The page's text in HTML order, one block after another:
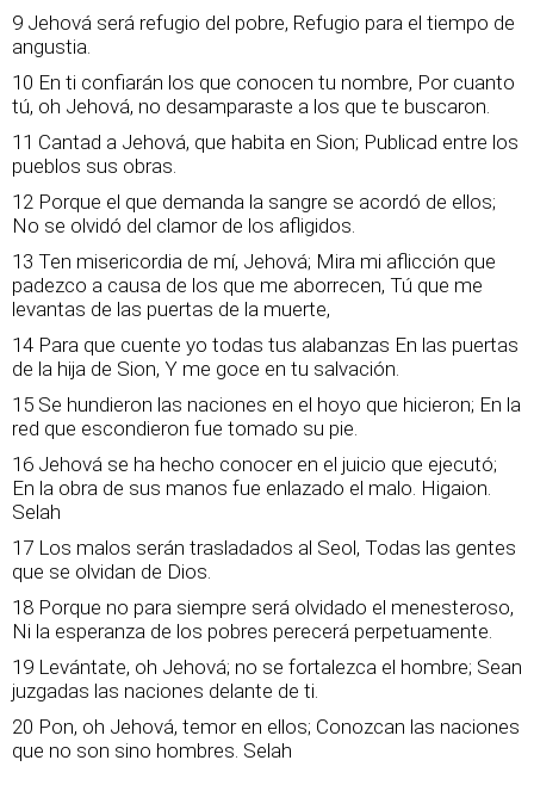
9 Jehová será refugio del pobre, Refugio para el tiempo de
angustia.
10 En ti confiarán los que conocen tu nombre, Por cuanto
tú, oh Jehová, no desamparaste a los que te buscaron.
11 Cantad a Jehová, que habita en Sion; Publicad entre los
pueblos sus obras.
12 Porque el que demanda la sangre se acordó de ellos;
No se olvidó del clamor de los afligidos.
13 Ten misericordia de mí, Jehová; Mira mi aflicción que
padezco a causa de los que me aborrecen, Tú que me
levantas de las puertas de la muerte,
14 Para que cuente yo todas tus alabanzas En las puertas
de la hija de Sion, Y me goce en tu salvación.
15 Se hundieron las naciones en el hoyo que hicieron; En la
red que escondieron fue tomado su pie.
16 Jehová se ha hecho conocer en el juicio que ejecutó;
En la obra de sus manos fue enlazado el malo. Higaion.
Selah
17 Los malos serán trasladados al Seol, Todas las gentes
que se olvidan de Dios.
18 Porque no para siempre será olvidado el menesteroso,
Ni la esperanza de los pobres perecerá perpetuamente.
19 Levántate, oh Jehová; no se fortalezca el hombre; Sean
juzgadas las naciones delante de ti.
20 Pon, oh Jehová, temor en ellos; Conozcan las naciones
que no son sino hombres. Selah